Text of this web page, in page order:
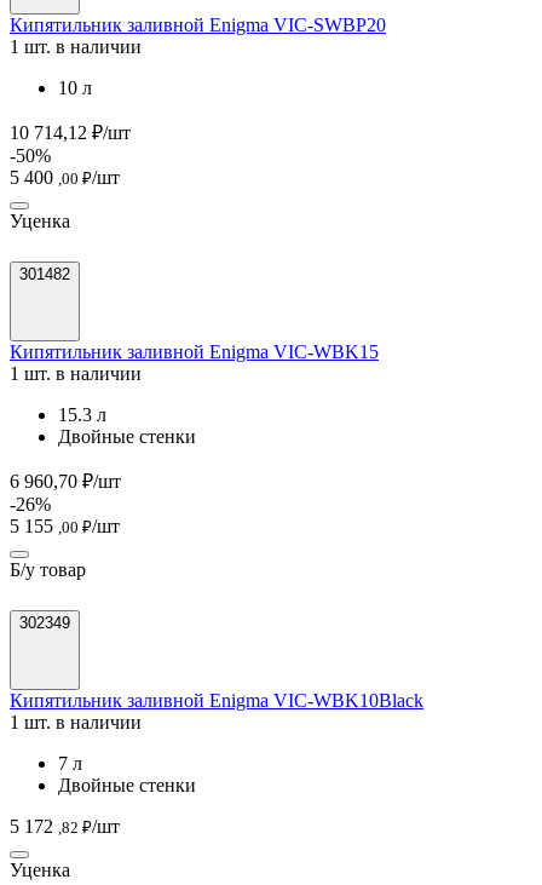
Кипятильник заливной Enigma VIC-SWBP20
1 шт. в наличии
10 л
10 714,12 ₽/шт
-50%
5 400 ,00 ₽/шт
Уценка
301482
Кипятильник заливной Enigma VIC-WBK15
1 шт. в наличии
15.3 л
Двойные стенки
6 960,70 ₽/шт
-26%
5 155 ,00 ₽/шт
Б/у товар
302349
Кипятильник заливной Enigma VIC-WBK10Black
1 шт. в наличии
7 л
Двойные стенки
5 172 ,82 ₽/шт
Уценка